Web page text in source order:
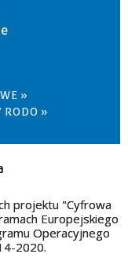
»
RODO »
projektu "Cyfrowa
Europejskiego
Operacyjnego
2020.